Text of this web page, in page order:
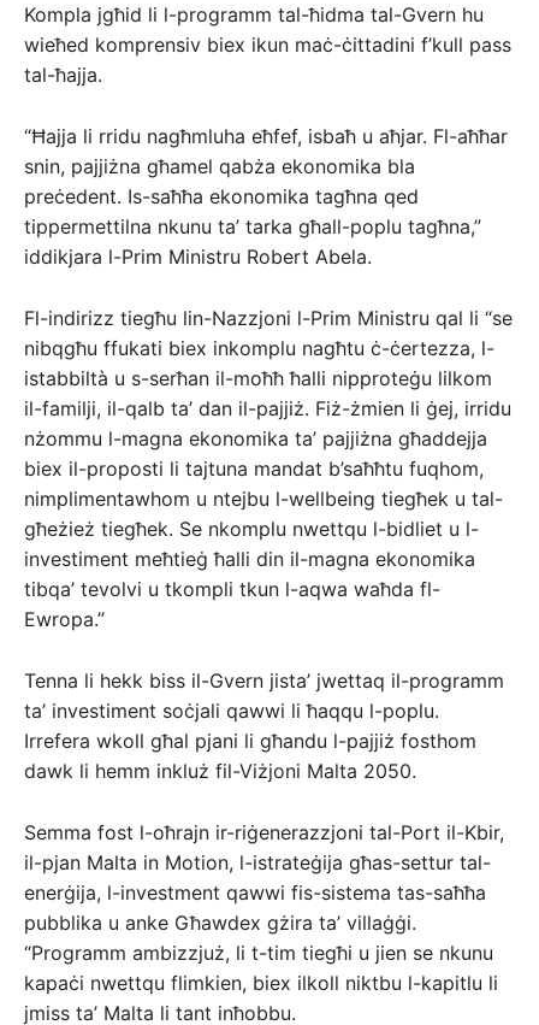
Kompla jgħid li l-programm tal-ħidma tal-Gvern hu
wieħed komprensiv biex ikun maċ-ċittadini f’kull pass
tal-ħajja.
“Ħajja li rridu nagħmluha eħfef, isbaħ u aħjar. Fl-aħħar
snin, pajjiżna għamel qabża ekonomika bla
preċedent. Is-saħħa ekonomika tagħna qed
tippermettilna nkunu ta’ tarka għall-poplu tagħna,”
iddikjara l-Prim Ministru Robert Abela.
Fl-indirizz tiegħu lin-Nazzjoni l-Prim Ministru qal li “se
nibqgħu ffukati biex inkomplu nagħtu ċ-ċertezza, l-
istabbiltà u s-serħan il-moħħ ħalli nipproteġu lilkom
il-familji, il-qalb ta’ dan il-pajjiż. Fiż-żmien li ġej, irridu
nżommu l-magna ekonomika ta’ pajjiżna għaddejja
biex il-proposti li tajtuna mandat b’saħħtu fuqhom,
nimplimentawhom u ntejbu l-wellbeing tiegħek u tal-
għeżież tiegħek. Se nkomplu nwettqu l-bidliet u l-
investiment meħtieġ ħalli din il-magna ekonomika
tibqa’ tevolvi u tkompli tkun l-aqwa waħda fl-
Ewropa.”
Tenna li hekk biss il-Gvern jista’ jwettaq il-programm
ta’ investiment soċjali qawwi li ħaqqu l-poplu.
Irrefera wkoll għal pjani li għandu l-pajjiż fosthom
dawk li hemm inkluż fil-Viżjoni Malta 2050.
Semma fost l-oħrajn ir-riġenerazzjoni tal-Port il-Kbir,
il-pjan Malta in Motion, l-istrateġija għas-settur tal-
enerġija, l-investment qawwi fis-sistema tas-saħħa
pubblika u anke Għawdex gżira ta’ villaġġi.
“Programm ambizzjuż, li t-tim tiegħi u jien se nkunu
kapaċi nwettqu flimkien, biex ilkoll niktbu l-kapitlu li
jmiss ta’ Malta li tant inħobbu.